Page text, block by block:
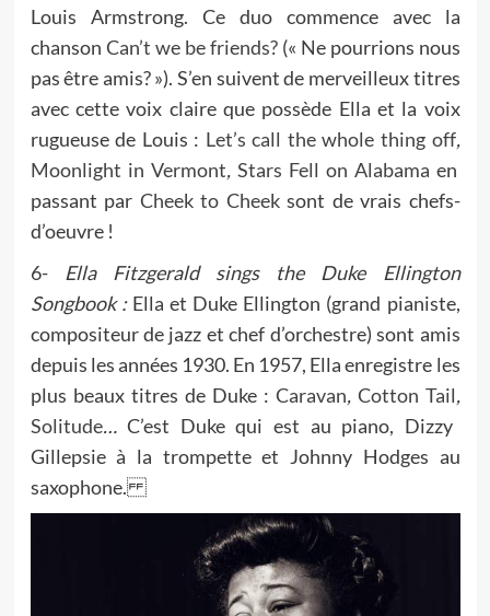
Louis Armstrong. Ce duo commence avec la
chanson Can’t we be friends? (« Ne pourrions nous
pas être amis? »). S’en suivent de merveilleux titres
avec cette voix claire que possède Ella et la voix
rugueuse de Louis : Let’s call the whole thing off,
Moonlight in Vermont, Stars Fell on Alabama en
passant par Cheek to Cheek sont de vrais chefs-
d’oeuvre !
6-
Ella Fitzgerald sings the Duke Ellington
Songbook : Ella et Duke Ellington (grand pianiste,
compositeur de jazz et chef d’orchestre) sont amis
depuis les années 1930. En 1957, Ella enregistre les
plus beaux titres de Duke : Caravan, Cotton Tail,
Solitude…C’est Duke qui est au piano, Dizzy
Gillepsie à la trompette et Johnny Hodges au
saxophone.